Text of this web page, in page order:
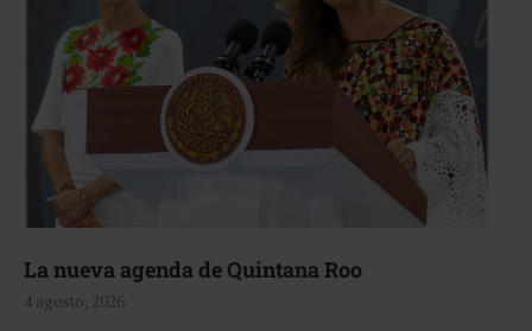
La nueva agenda de Quintana Roo
4 agosto, 2026